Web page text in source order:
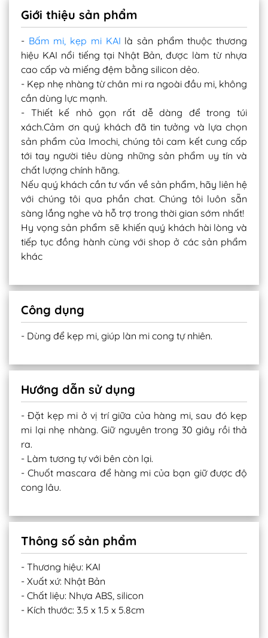
Giới thiệu sản phẩm
- Bấm mi, kẹp mi KAI là sản phẩm thuộc thương
hiệu KAI nổi tiếng tại Nhật Bản, được làm từ nhựa
cao cấp và miếng đệm bằng silicon dẻo.
- Kẹp nhẹ nhàng từ chân mi ra ngoài đầu mi, không
cần dùng lực mạnh.
- Thiết kế nhỏ gọn rất dễ dàng để trong túi
xách.Cảm ơn quý khách đã tin tưởng và lựa chọn
sản phẩm của Imochi, chúng tôi cam kết cung cấp
tới tay người tiêu dùng những sản phẩm uy tín và
chất lượng chính hãng.
Nếu quý khách cần tư vấn về sản phẩm, hãy liên hệ
với chúng tôi qua phần chat. Chúng tôi luôn sẵn
sàng lắng nghe và hỗ trợ trong thời gian sớm nhất!
Hy vọng sản phẩm sẽ khiến quý khách hài lòng và
tiếp tục đồng hành cùng với shop ở các sản phẩm
khác
Công dụng
- Dùng để kẹp mi, giúp làn mi cong tự nhiên.
Hướng dẫn sử dụng
- Đặt kẹp mi ở vị trí giữa của hàng mi, sau đó kẹp
mi lại nhẹ nhàng. Giữ nguyên trong 30 giây rồi thả
ra.
- Làm tương tự với bên còn lại.
- Chuốt mascara để hàng mi của bạn giữ được độ
cong lâu.
Thông số sản phẩm
- Thương hiệu: KAI
- Xuất xứ: Nhật Bản
- Chất liệu: Nhựa ABS, silicon
- Kích thước: 3.5 x 1.5 x 5.8cm